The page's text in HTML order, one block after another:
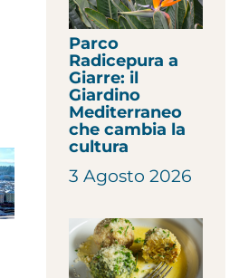
Parco
Radicepura a
Giarre: il
Giardino
Mediterraneo
che cambia la
cultura
3 Agosto 2026